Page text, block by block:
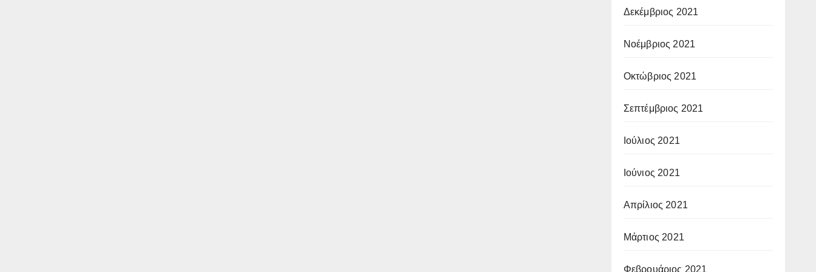
Δεκέμβριος 2021
Νοέμβριος 2021
Οκτώβριος 2021
Σεπτέμβριος 2021
Ιούλιος 2021
Ιούνιος 2021
Απρίλιος 2021
Μάρτιος 2021
Φεβρουάριος 2021